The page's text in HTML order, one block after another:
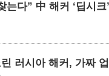
는다” 中 해커 ‘딥시크
러시아 해커, 가짜